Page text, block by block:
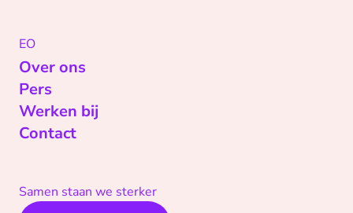
EO
Over ons
Pers
Werken bij
Contact
Samen staan we sterker